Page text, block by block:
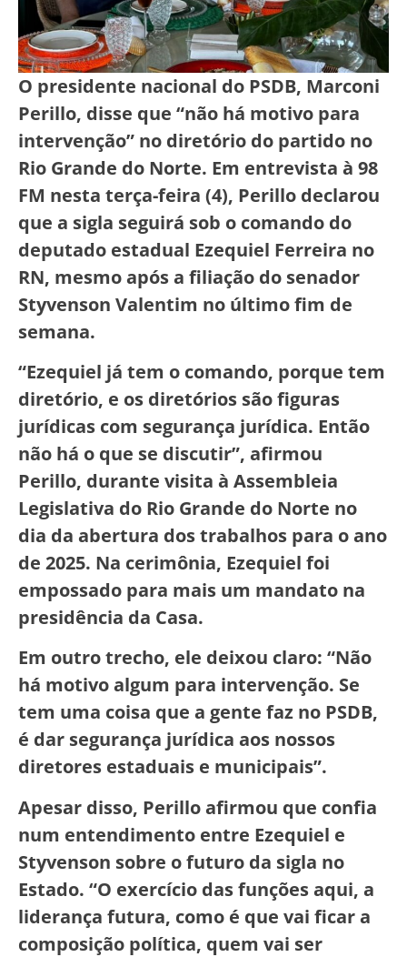
O presidente nacional do PSDB, Marconi
Perillo, disse que “não há motivo para
intervenção” no diretório do partido no
Rio Grande do Norte. Em entrevista à 98
FM nesta terça-feira (4), Perillo declarou
que a sigla seguirá sob o comando do
deputado estadual Ezequiel Ferreira no
RN, mesmo após a filiação do senador
Styvenson Valentim no último fim de
semana.
“Ezequiel já tem o comando, porque tem
diretório, e os diretórios são figuras
jurídicas com segurança jurídica. Então
não há o que se discutir”, afirmou
Perillo, durante visita à Assembleia
Legislativa do Rio Grande do Norte no
dia da abertura dos trabalhos para o ano
de 2025. Na cerimônia, Ezequiel foi
empossado para mais um mandato na
presidência da Casa.
Em outro trecho, ele deixou claro: “Não
há motivo algum para intervenção. Se
tem uma coisa que a gente faz no PSDB,
é dar segurança jurídica aos nossos
diretores estaduais e municipais”.
Apesar disso, Perillo afirmou que confia
num entendimento entre Ezequiel e
Styvenson sobre o futuro da sigla no
Estado. “O exercício das funções aqui, a
liderança futura, como é que vai ficar a
composição política, quem vai ser